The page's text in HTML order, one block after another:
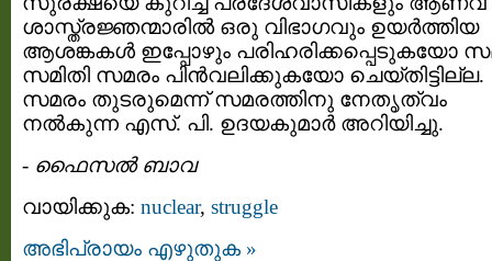
ശാസ്ത്രജ്ഞന്മാരിൽ ഒരു വിഭാഗവും ഉയര്‍ത്തിയ
ആശങ്കകള്‍ ഇപ്പോഴും പരിഹരിക്കപ്പെടുകയോ
സമിതി സമരം പിൻവലിക്കുകയോ ചെയ്തിട്ടില്ല.
സമരം തുടരുമെന്ന് സമരത്തിനു നേതൃത്വം
നൽകുന്ന എസ്. പി. ഉദയകുമാർ അറിയിച്ചു.
- ഫൈസല്‍ ബാവ
വായിക്കുക: nuclear, struggle
അഭിപ്രായം എഴുതുക »